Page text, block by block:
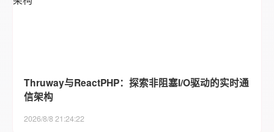
Thruway与ReactPHP：探索非阻塞I/O驱动的实时通
信架构
2026/8/8 21:24:22